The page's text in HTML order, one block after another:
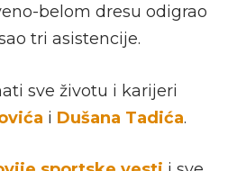
belom dresu odigrao
tri asistencije.
sve životu i karijeri
i Dušana Tadića.